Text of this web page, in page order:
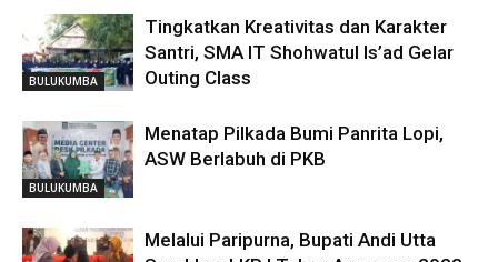
BULUKUMBA
Tingkatkan Kreativitas dan Karakter
Santri, SMA IT Shohwatul Is’ad Gelar
Outing Class
BULUKUMBA
Menatap Pilkada Bumi Panrita Lopi,
ASW Berlabuh di PKB
Melalui Paripurna, Bupati Andi Utta